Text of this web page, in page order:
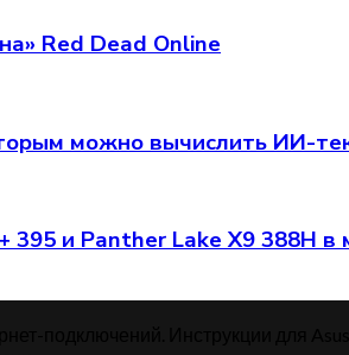
Red Dead Online
можно вычислить ИИ-
395 и Panther Lake X9 388H